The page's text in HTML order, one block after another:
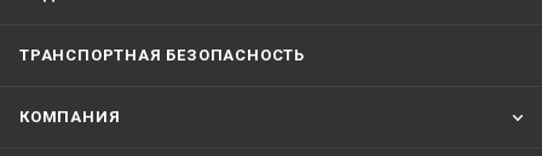
ТРАНСПОРТНАЯ БЕЗОПАСНОСТЬ
КОМПАНИЯ